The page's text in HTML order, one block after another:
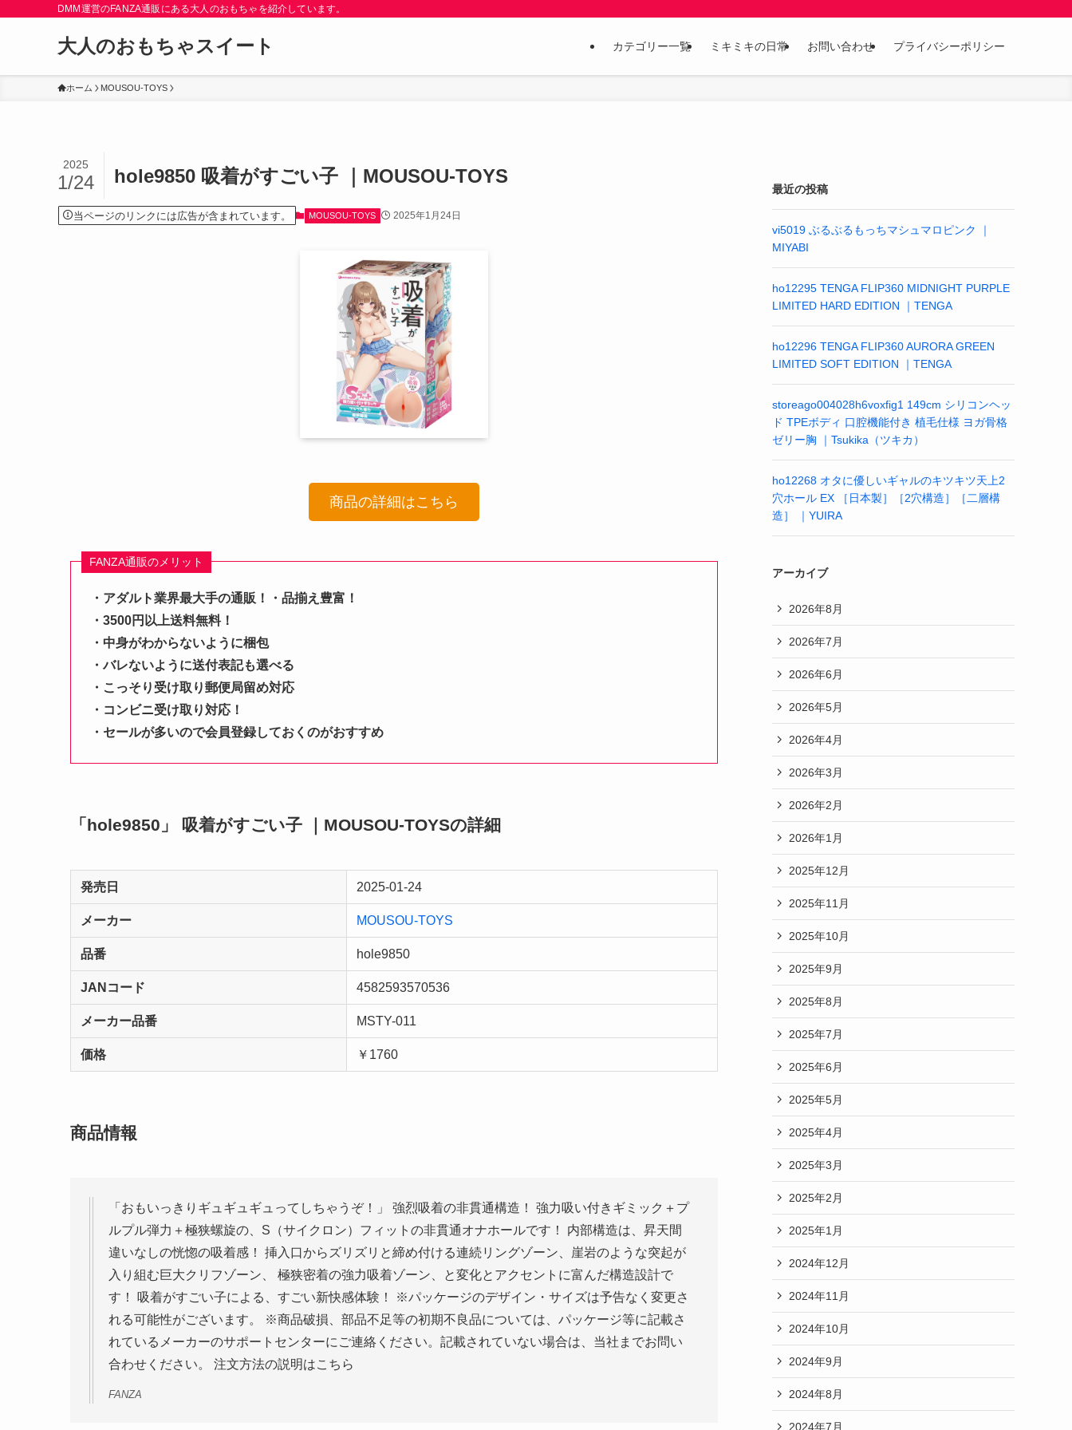
DMM運営のFANZA通販にある大人のおもちゃを紹介しています。
大人のおもちゃスイート カテゴリー一覧 ミキミキの日常 お問い合わせ プライバシーポリシー
ホーム MOUSOU-TOYS
hole9850 吸着がすごい子 ｜MOUSOU-TOYS
2025
1/24
当ページのリンクには広告が含まれています。 MOUSOU-TOYS 2025年1月24日
商品の詳細はこちら
FANZA通販のメリット
・アダルト業界最大手の通販！・品揃え豊富！
・3500円以上送料無料！
・中身がわからないように梱包
・バレないように送付表記も選べる
・こっそり受け取り郵便局留め対応
・コンビニ受け取り対応！
・セールが多いので会員登録しておくのがおすすめ
「hole9850」 吸着がすごい子 ｜MOUSOU-TOYSの詳細
発売日 2025-01-24
メーカー MOUSOU-TOYS
品番 hole9850
JANコード 4582593570536
メーカー品番 MSTY-011
価格 ￥1760
商品情報
「おもいっきりギュギュギュってしちゃうぞ！」 強烈吸着の非貫通構造！ 強力吸い付きギミック＋プ
ルプル弾力＋極狭螺旋の、S（サイクロン）フィットの非貫通オナホールです！ 内部構造は、昇天間
違いなしの恍惚の吸着感！ 挿入口からズリズリと締め付ける連続リングゾーン、崖岩のような突起が
入り組む巨大クリフゾーン、 極狭密着の強力吸着ゾーン、と変化とアクセントに富んだ構造設計で
す！ 吸着がすごい子による、すごい新快感体験！ ※パッケージのデザイン・サイズは予告なく変更さ
れる可能性がございます。 ※商品破損、部品不足等の初期不良品については、パッケージ等に記載さ
れているメーカーのサポートセンターにご連絡ください。記載されていない場合は、当社までお問い
合わせください。 注文方法の説明はこちら
FANZA
最近の投稿
vi5019 ぶるぶるもっちマシュマロピンク ｜
MIYABI
ho12295 TENGA FLIP360 MIDNIGHT PURPLE
LIMITED HARD EDITION ｜TENGA
ho12296 TENGA FLIP360 AURORA GREEN
LIMITED SOFT EDITION ｜TENGA
storeago004028h6voxfig1 149cm シリコンヘッ
ド TPEボディ 口腔機能付き 植毛仕様 ヨガ骨格
ゼリー胸 ｜Tsukika（ツキカ）
ho12268 オタに優しいギャルのキツキツ天上2
穴ホール EX ［日本製］［2穴構造］［二層構
造］ ｜YUIRA
アーカイブ
2026年8月
2026年7月
2026年6月
2026年5月
2026年4月
2026年3月
2026年2月
2026年1月
2025年12月
2025年11月
2025年10月
2025年9月
2025年8月
2025年7月
2025年6月
2025年5月
2025年4月
2025年3月
2025年2月
2025年1月
2024年12月
2024年11月
2024年10月
2024年9月
2024年8月
2024年7月